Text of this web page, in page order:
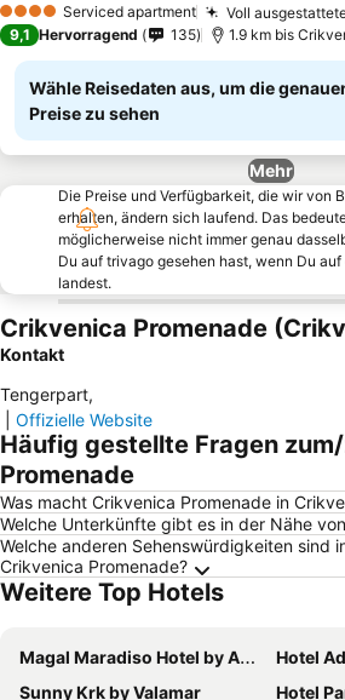
4 Sterne Serviced apartment Voll
9,1 Hervorragend 135 1.9 km bis
Wähle Reisedaten aus, um die
Preise zu sehen
Mehr
Die Preise und Verfügbarkeit, die wir von
erhalten, ändern sich laufend. Das
möglicherweise nicht immer genau
Du auf trivago gesehen hast, wenn Du
landest.
Crikvenica Promenade
Kontakt
Tengerpart,
Offizielle Website
Häufig gestellte Fragen
Promenade
Was macht Crikvenica Promenade in
Welche Unterkünfte gibt es in der Nähe
Welche anderen Sehenswürdigkeiten sind
Crikvenica Promenade?
Weitere Top Hotels
Magal Maradiso Hotel by Aminess
Hotel
Sunny Krk by Valamar
Hotel Park